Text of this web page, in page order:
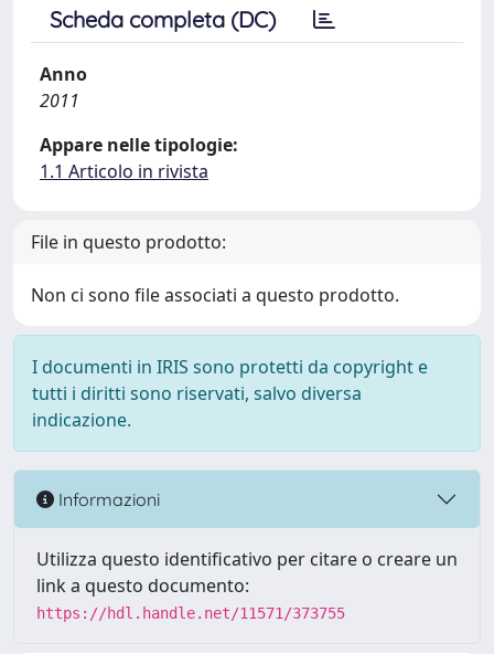
Scheda completa (DC)
Anno
2011
Appare nelle tipologie:
1.1 Articolo in rivista
File in questo prodotto:
Non ci sono file associati a questo prodotto.
I documenti in IRIS sono protetti da copyright e
tutti i diritti sono riservati, salvo diversa
indicazione.
Informazioni
Utilizza questo identificativo per citare o creare un
link a questo documento:
https://hdl.handle.net/11571/373755